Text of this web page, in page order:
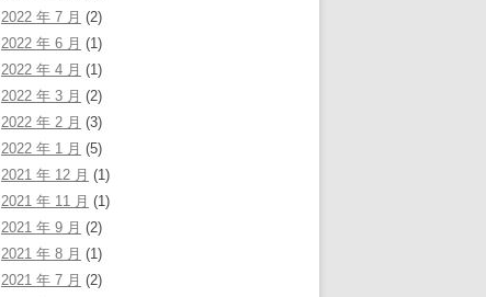
2022 年 7 月 (2)
2022 年 6 月 (1)
2022 年 4 月 (1)
2022 年 3 月 (2)
2022 年 2 月 (3)
2022 年 1 月 (5)
2021 年 12 月 (1)
2021 年 11 月 (1)
2021 年 9 月 (2)
2021 年 8 月 (1)
2021 年 7 月 (2)